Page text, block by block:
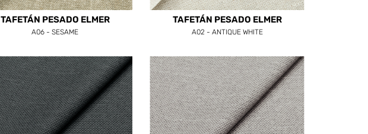
TAFETÁN PESADO ELMER
A06 - SESAME
TAFETÁN PESADO ELMER
A02 - ANTIQUE WHITE